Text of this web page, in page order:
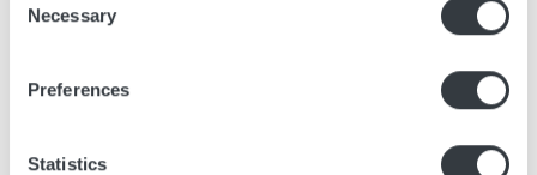
the Privacy trigger icon.
Collect information about your geographical
meters
Selection
Necessary
Preferences
Statistics